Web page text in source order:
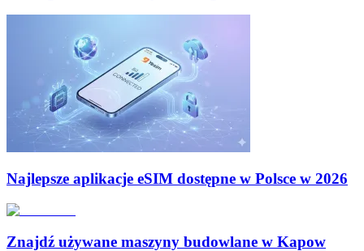
Najlepsze aplikacje eSIM dostępne w Polsce w 2026
Znajdź używane maszyny budowlane w Kapow